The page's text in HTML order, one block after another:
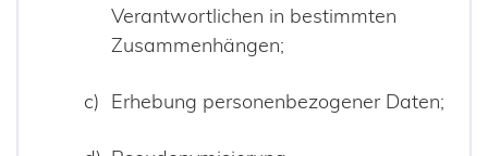
Verantwortlichen in bestimmten
Zusammenhängen;
Erhebung personenbezogener Daten;